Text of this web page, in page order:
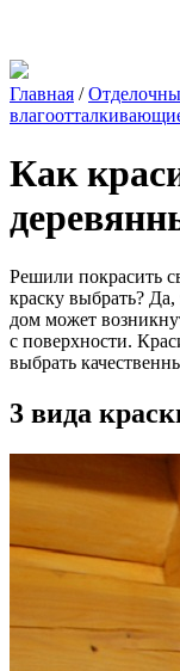
Главная /
Как
Решили покрасить
краску выбрать? Да,
дом может
с поверхности.
выбрать
3 вида